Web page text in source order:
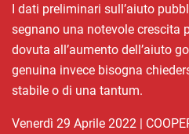
I dati preliminari sull’aiuto
segnano una notevole crescita
dovuta all’aumento dell’aiuto
genuina invece bisogna
stabile o di una tantum.
venerdì 29 Aprile 2022 |